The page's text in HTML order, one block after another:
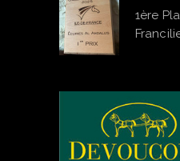
1ère